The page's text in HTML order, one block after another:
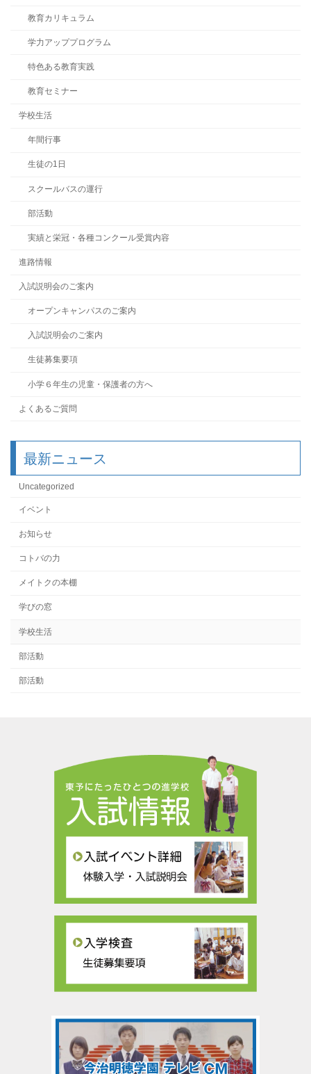
教育カリキュラム
学力アッププログラム
特色ある教育実践
教育セミナー
学校生活
年間行事
生徒の1日
スクールバスの運行
部活動
実績と栄冠・各種コンクール受賞内容
進路情報
入試説明会のご案内
オープンキャンパスのご案内
入試説明会のご案内
生徒募集要項
小学６年生の児童・保護者の方へ
よくあるご質問
最新ニュース
Uncategorized
イベント
お知らせ
コトバの力
メイトクの本棚
学びの窓
学校生活
部活動
部活動